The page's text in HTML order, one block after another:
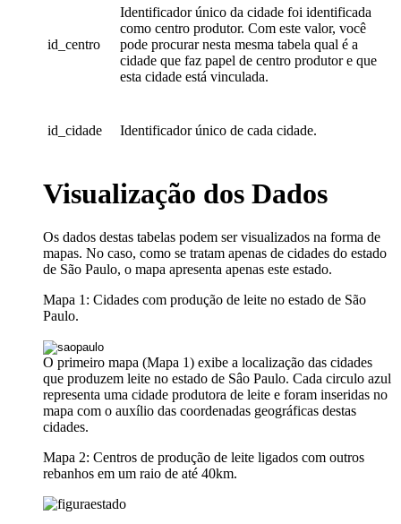
id_centro
Identificador único da cidade foi identificada
como centro produtor. Com este valor, você
pode procurar nesta mesma tabela qual é a
cidade que faz papel de centro produtor e que
esta cidade está vinculada.
id_cidade Identificador único de cada cidade.
Visualização dos Dados
Os dados destas tabelas podem ser visualizados na forma de
mapas. No caso, como se tratam apenas de cidades do estado
de São Paulo, o mapa apresenta apenas este estado.
Mapa 1: Cidades com produção de leite no estado de São
Paulo.
O primeiro mapa (Mapa 1) exibe a localização das cidades
que produzem leite no estado de Sâo Paulo. Cada circulo azul
representa uma cidade produtora de leite e foram inseridas no
mapa com o auxílio das coordenadas geográficas destas
cidades.
Mapa 2: Centros de produção de leite ligados com outros
rebanhos em um raio de até 40km.